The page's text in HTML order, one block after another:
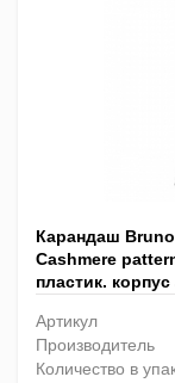
Карандаш
Сashmere
пластик.
Артикул
Производитель
Количество в